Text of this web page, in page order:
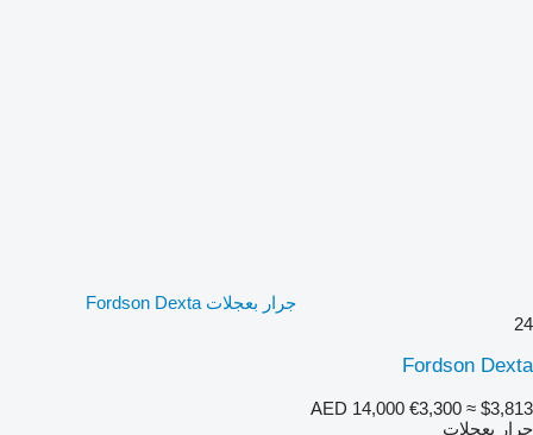
جرار بعجلات Fordson Dexta
24
Fordson Dexta
AED 14,000 €3,300 ≈ $3,813
جرار بعجلات